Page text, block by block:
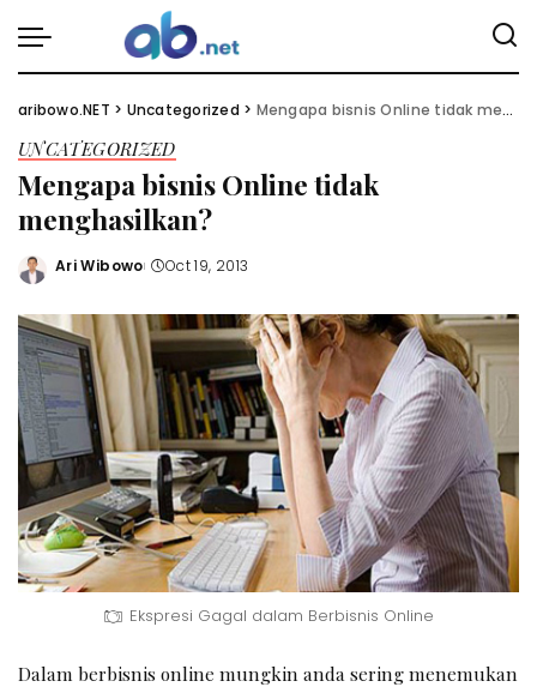
aribowo.NET > Uncategorized > Mengapa bisnis Online tidak menghasilkan?
UNCATEGORIZED
Mengapa bisnis Online tidak
menghasilkan?
Posted
Ari Wibowo Oct 19, 2013
Ekspresi Gagal dalam Berbisnis Online
Dalam berbisnis online mungkin anda sering menemukan